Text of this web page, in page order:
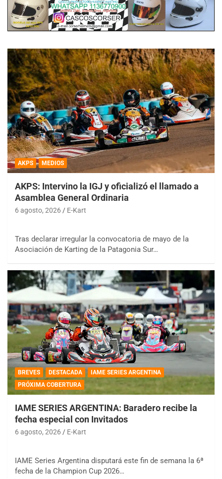
AKPS MEDIOS
AKPS: Intervino la IGJ y oficializó el llamado a
Asamblea General Ordinaria
6 agosto, 2026 E-Kart
Tras declarar irregular la convocatoria de mayo de la
Asociación de Karting de la Patagonia Sur…
BREVES DESTACADA
IAME SERIES ARGENTINA
PRÓXIMA COBERTURA
IAME SERIES ARGENTINA: Baradero recibe la
fecha especial con Invitados
6 agosto, 2026 E-Kart
IAME Series Argentina disputará este fin de semana la 6ª
fecha de la Champion Cup 2026…